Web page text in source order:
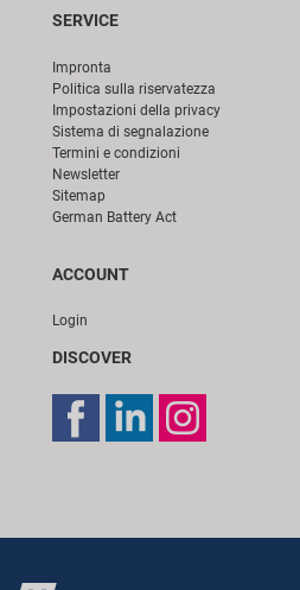
SERVICE
Impronta
Politica sulla riservatezza
Impostazioni della privacy
Sistema di segnalazione
Termini e condizioni
Newsletter
Sitemap
German Battery Act
ACCOUNT
Login
DISCOVER